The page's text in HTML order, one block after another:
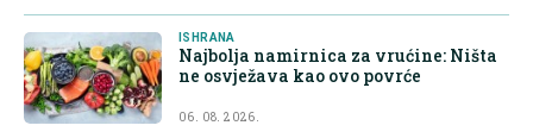
ISHRANA
Najbolja namirnica za vrućine: Ništa
ne osvježava kao ovo povrće
06. 08. 2026.